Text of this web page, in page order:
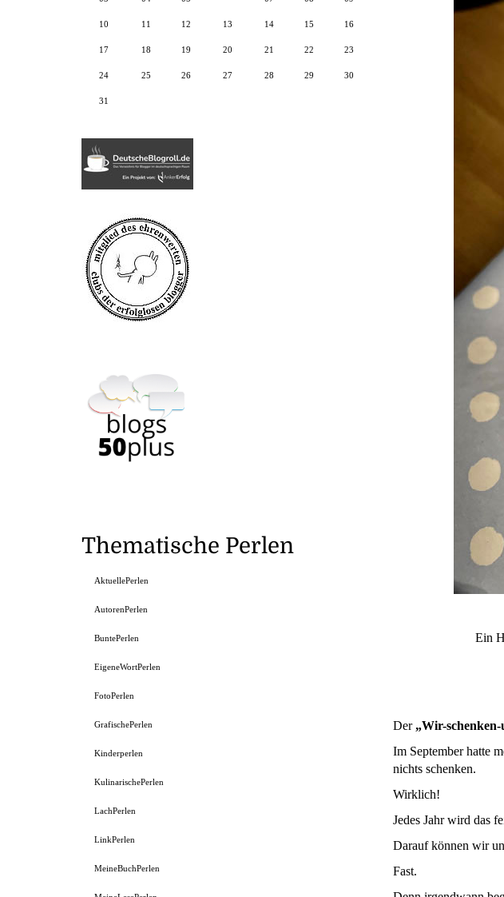
Ein
Der„Wir-schenken-
Im September hatte
nichts schenken.
Wirklich!
Jedes Jahr wird das
Darauf können wir
Fast.
10 11 12 13 14 15 16
17 18 19 20 21 22 23
24 25 26 27 28 29 30
31
Thematische Perlen
AktuellePerlen
AutorenPerlen
BuntePerlen
EigeneWortPerlen
FotoPerlen
GrafischePerlen
Kinderperlen
KulinarischePerlen
LachPerlen
LinkPerlen
MeineBuchPerlen